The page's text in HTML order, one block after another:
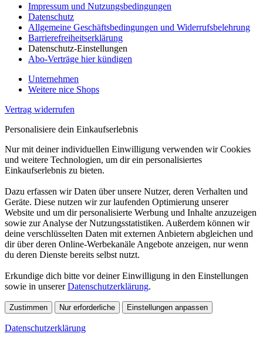
Impressum und Nutzungsbedingungen
Datenschutz
Allgemeine Geschäftsbedingungen und Widerrufsbelehrung
Barrierefreiheitserklärung
Datenschutz-Einstellungen
Abo-Verträge hier kündigen
Unternehmen
Weitere nice Shops
Vertrag widerrufen
Personalisiere dein Einkaufserlebnis
Nur mit deiner individuellen Einwilligung verwenden wir Cookies
und weitere Technologien, um dir ein personalisiertes
Einkaufserlebnis zu bieten.
Dazu erfassen wir Daten über unsere Nutzer, deren Verhalten und
Geräte. Diese nutzen wir zur laufenden Optimierung unserer
Website und um dir personalisierte Werbung und Inhalte anzuzeigen
sowie zur Analyse der Nutzungsstatistiken. Außerdem können wir
deine verschlüsselten Daten mit externen Anbietern abgleichen und
dir über deren Online-Werbekanäle Angebote anzeigen, nur wenn
du deren Dienste bereits selbst nutzt.
Erkundige dich bitte vor deiner Einwilligung in den Einstellungen
sowie in unsererDatenschutzerklärung.
Zustimmen Nur erforderliche Einstellungen anpassen
Datenschutzerklärung